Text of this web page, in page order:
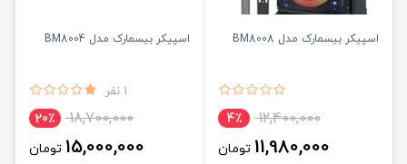
اسپیکر بیسمارک مدل BM8008
12,400,000 4٪
11,980,000 تومان
اسپیکر بیسمارک مدل BM8004
1 نفر
18,700,000 20٪
15,000,000 تومان